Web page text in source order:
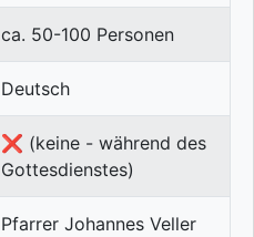
ca. 50-100 Personen
Deutsch
❌ (keine - während des
Gottesdienstes)
Pfarrer Johannes Veller